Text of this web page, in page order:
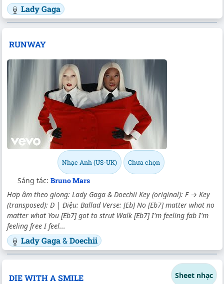
Lady Gaga
RUNWAY
Nhạc Anh (US-UK) Chưa chọn
Sáng tác: Bruno Mars
Hợp âm theo giọng: Lady Gaga & Doechii Key (original): F → Key
(transposed): D | Điệu: Ballad Verse: [Eb] No [Eb7] matter what no
matter what You [Eb7] got to strut Walk [Eb7] I'm feeling fab I'm
feeling free I feel...
Lady Gaga&Doechii
DIE WITH A SMILE Sheet nhạc